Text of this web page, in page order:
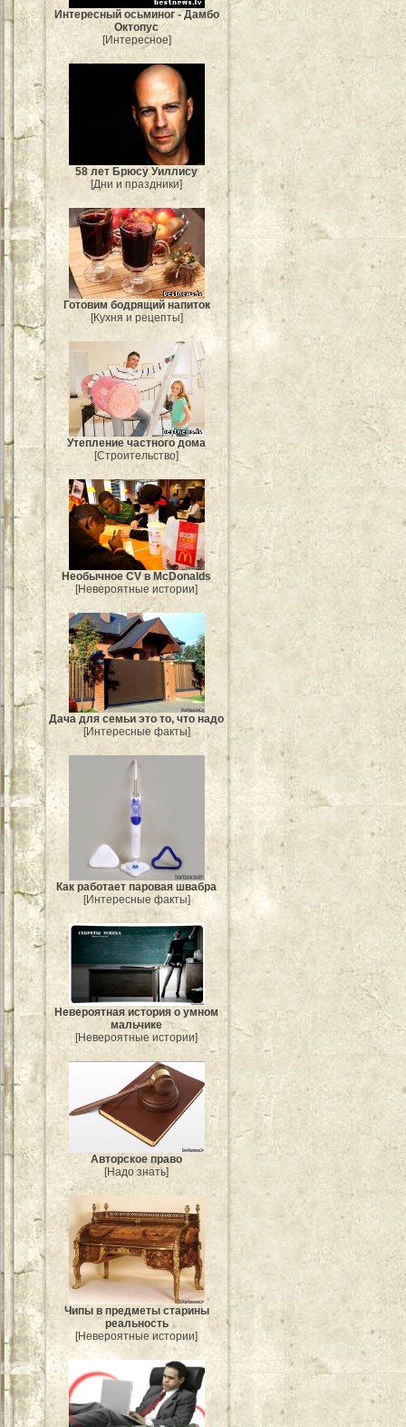
Интересный осьминог - Дамбо
Октопус
[Интересное]
58 лет Брюсу Уиллису
[Дни и праздники]
Готовим бодрящий напиток
[Кухня и рецепты]
Утепление частного дома
[Строительство]
Необычное CV в McDonalds
[Невероятные истории]
Дача для семьи это то, что надо
[Интересные факты]
Как работает паровая швабра
[Интересные факты]
Невероятная история о умном
мальчике
[Невероятные истории]
Авторское право
[Надо знать]
Чипы в предметы старины
реальность
[Невероятные истории]